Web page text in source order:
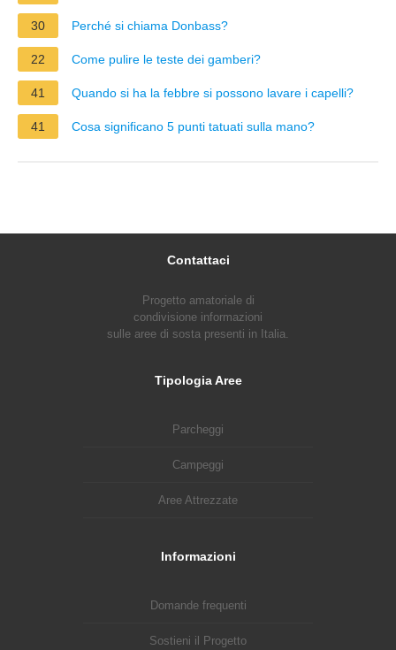
30 Perché si chiama Donbass?
22 Come pulire le teste dei gamberi?
41 Quando si ha la febbre si possono lavare i capelli?
41 Cosa significano 5 punti tatuati sulla mano?
Contattaci
Progetto amatoriale di
condivisione informazioni
sulle aree di sosta presenti in Italia.
Tipologia Aree
Parcheggi
Campeggi
Aree Attrezzate
Informazioni
Domande frequenti
Sostieni il Progetto